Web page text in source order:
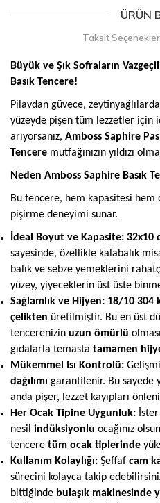
ÜRÜN
Taksit
Büyük ve Şık Sofraların
Basık Tencere!
Pilavdan güvece,
yüzeyde pişen tüm lezzetler için
arıyorsanız, Amboss Saphire
Tencere mutfağınızın yıldızı
Neden Amboss Saphire Basık
Bu tencere, hem kapasitesi
pişirme deneyimi sunar.
İdeal Boyut ve Kapasite: 32x10
sayesinde, özellikle kalabalık
balık ve sebze yemeklerini
yüzey, yiyeceklerin üst üste
Sağlamlık ve Hijyen: 18/10 304
çelikten üretilmiştir. Bu en üst
tencerenizin uzun ömürlü
gıdalarla temasta tamamen
Mükemmel Isı Kontrolü:
dağılımı garantilenir. Bu sayede
anda pişer, lezzet kayıpları
Her Ocak Tipine Uygunluk:
nesil indüksiyonlu ocağınız
tencere tüm ocak tiplerinde
Kullanım Kolaylığı: Şeffaf cam
sürecini kolayca takip
bittiğinde bulaşık makinesinde